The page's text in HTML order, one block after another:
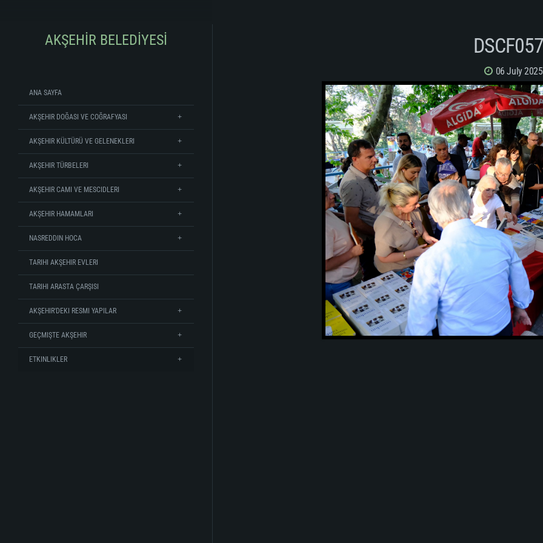
AKŞEHİR BELEDİYESİ
ANA SAYFA
AKŞEHIR DOĞASI VE COĞRAFYASI
AKŞEHIR KÜLTÜRÜ VE GELENEKLERI
AKŞEHIR TÜRBELERI
AKŞEHIR CAMI VE MESCIDLERI
AKŞEHIR HAMAMLARI
NASREDDIN HOCA
TARIHI AKŞEHIR EVLERI
TARIHI ARASTA ÇARŞISI
AKŞEHIR'DEKI RESMI YAPILAR
GEÇMIŞTE AKŞEHIR
ETKINLIKLER
06 July 2025